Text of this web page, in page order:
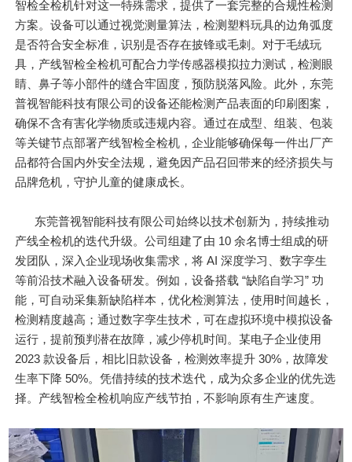
智检全检机针对这一特殊需求，提供了一套完整的合规性检测
方案。设备可以通过视觉测量算法，检测塑料玩具的边角弧度
是否符合安全标准，识别是否存在披锋或毛刺。对于毛绒玩
具，产线智检全检机可配合力学传感器模拟拉力测试，检测眼
睛、鼻子等小部件的缝合牢固度，预防脱落风险。此外，东莞
普视智能科技有限公司的设备还能检测产品表面的印刷图案，
确保不含有害化学物质或违规内容。通过在成型、组装、包装
等关键节点部署产线智检全检机，企业能够确保每一件出厂产
品都符合国内外安全法规，避免因产品召回带来的经济损失与
品牌危机，守护儿童的健康成长。
东莞普视智能科技有限公司始终以技术创新为，持续推动
产线全检机的迭代升级。公司组建了由 10 余名博士组成的研
发团队，深入企业现场收集需求，将 AI 深度学习、数字孪生
等前沿技术融入设备研发。例如，设备搭载 “缺陷自学习” 功
能，可自动采集新缺陷样本，优化检测算法，使用时间越长，
检测精度越高；通过数字孪生技术，可在虚拟环境中模拟设备
运行，提前预判潜在故障，减少停机时间。某电子企业使用
2023 款设备后，相比旧款设备，检测效率提升 30%，故障发
生率下降 50%。凭借持续的技术迭代，成为众多企业的优先选
择。产线智检全检机响应产线节拍，不影响原有生产速度。